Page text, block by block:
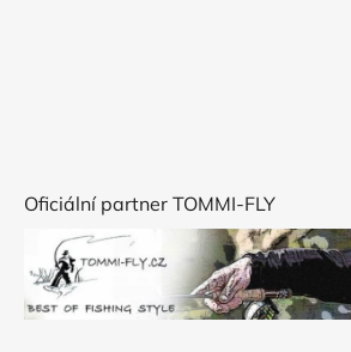
Oficiální partner TOMMI-FLY